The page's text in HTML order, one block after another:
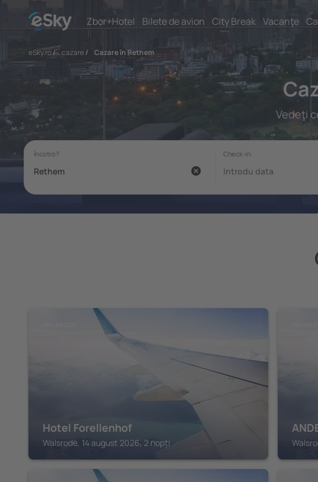
Zbor+Hotel Bilete de avion City Break Vacanţe
eSky.ro/ cazare/ Cazare în Rethem
Vedeţi
Hotel Forellenhof
Walsrode, 14 august 2026, 2 nopți